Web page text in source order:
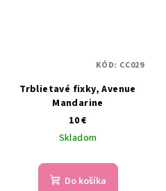
Trblietavé fixky, Avenue
Mandarine
10 €
Skladom
Do košíka
KÓD: CC029